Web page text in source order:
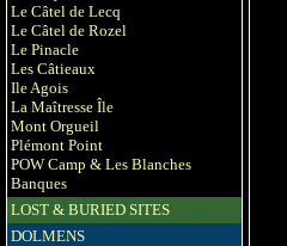
Le Câtel de Lecq
Le Câtel de Rozel
Le Pinacle
Les Câtieaux
Ile Agois
La Maîtresse Île
Mont Orgueil
Plémont Point
POW Camp & Les Blanches
Banques
LOST & BURIED SITES
DOLMENS